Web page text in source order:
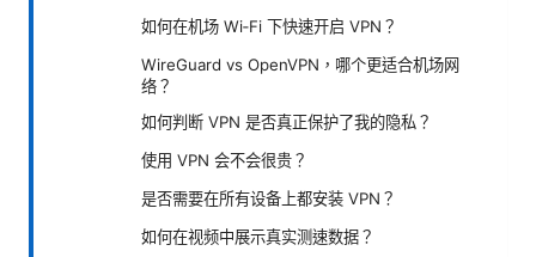
如何在机场 Wi‑Fi 下快速开启 VPN？
WireGuard vs OpenVPN，哪个更适合机场网
络？
如何判断 VPN 是否真正保护了我的隐私？
使用 VPN 会不会很贵？
是否需要在所有设备上都安装 VPN？
如何在视频中展示真实测速数据？